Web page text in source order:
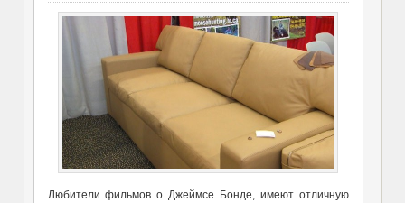
Любители фильмов о Джеймсе Бонде, имеют отличную